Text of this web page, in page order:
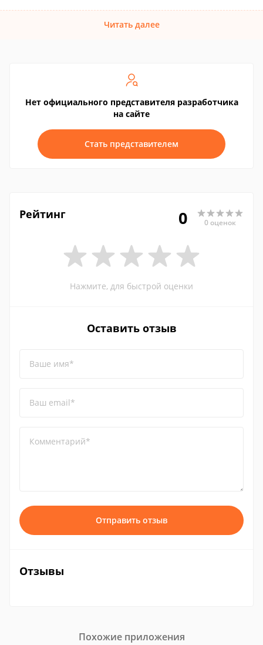
Читать далее
Нет официального представителя разработчика
на сайте
Стать представителем
Рейтинг 0 0 оценок
Нажмите, для быстрой оценки
Оставить отзыв
Ваше имя*
Ваш email*
Комментарий*
Отправить отзыв
Отзывы
Похожие приложения